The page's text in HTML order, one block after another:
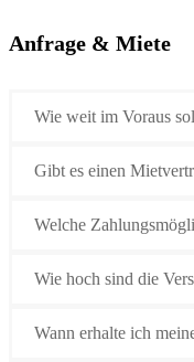
Anfrage & Miete
Wie weit im Voraus
Gibt es einen
Welche
Wie hoch sind die
Wann erhalte ich